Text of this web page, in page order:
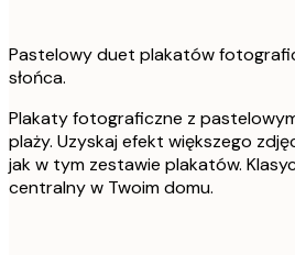
Pastelowy duet plakatów
słońca.
Plakaty fotograficzne z
plaży. Uzyskaj efekt większego
jak w tym zestawie plakatów.
centralny w Twoim domu.